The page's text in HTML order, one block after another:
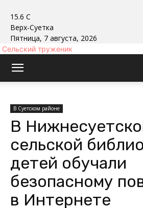
15.6 C
Верх-Суетка
Пятница, 7 августа, 2026
Сельский труженик
В Суетском районе
В
сельской
детей обучали
безопасному
в Интернете